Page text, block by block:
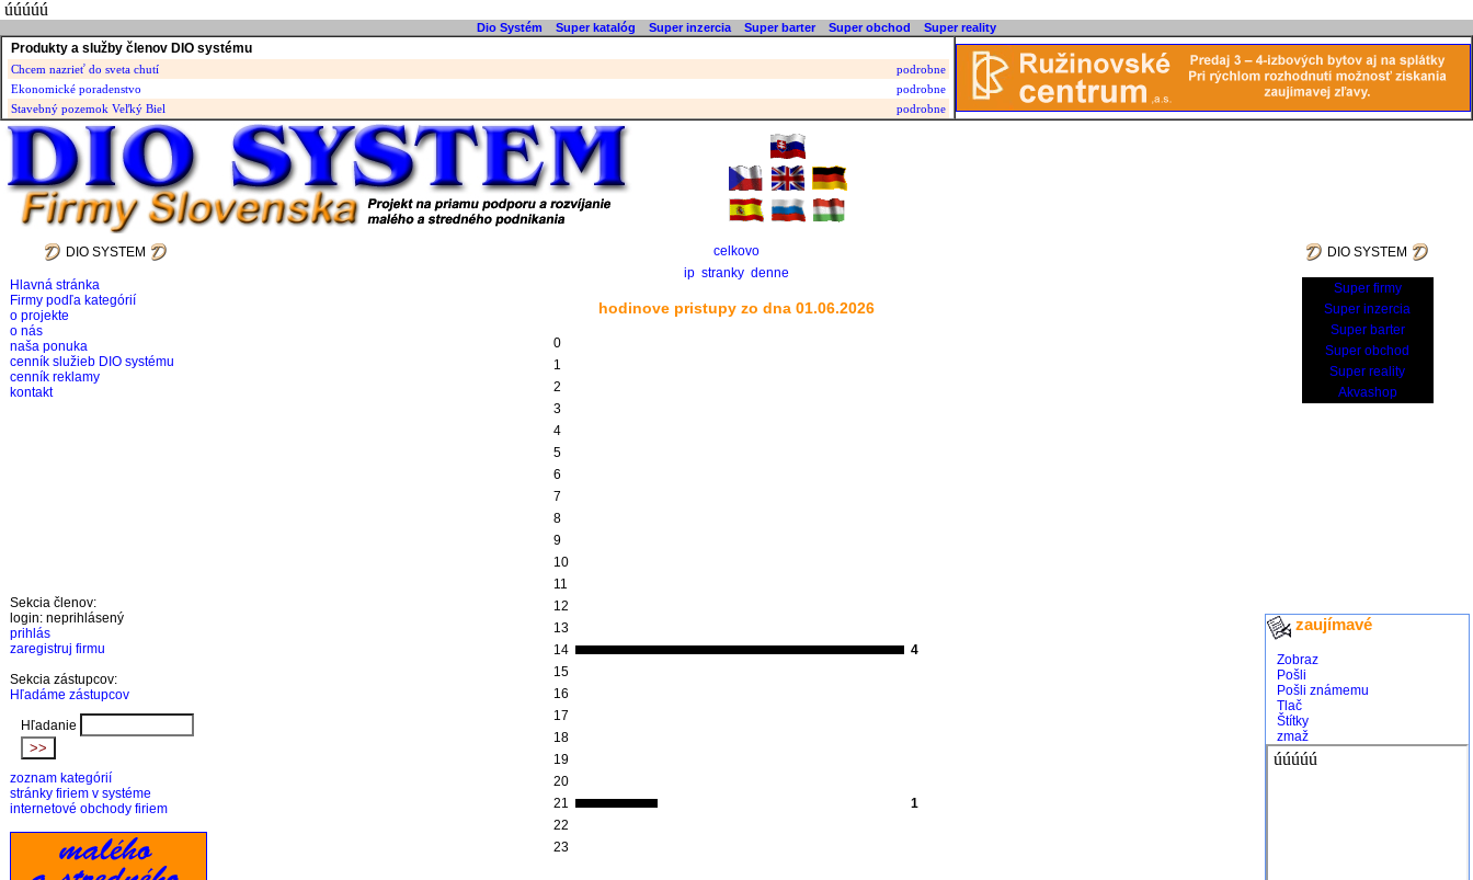
úúúúú
Dio Systém Super katalóg Super inzercia Super barter Super obchod Super reality
Produkty a služby členov DIO systému
Chcem nazrieť do sveta chutí
podrobne
Ekonomické poradenstvo
podrobne
Stavebný pozemok Veľký Biel
podrobne
DIO SYSTEM
Hlavná stránka
Firmy podľa kategórií
o projekte
o nás
naša ponuka
cenník služieb DIO systému
cenník reklamy
kontakt
Sekcia členov:
login: neprihlásený
prihlás
zaregistruj firmu
Sekcia zástupcov:
Hľadáme zástupcov
Hľadanie
zoznam kategórií
stránky firiem v systéme
internetové obchody firiem
celkovo
ip stranky denne
hodinove pristupy zo dna 01.06.2026
0
1
2
3
4
5
6
7
8
9
10
11
12
13
14
4
15
16
17
18
19
20
21
1
22
23
DIO SYSTEM
Super firmy
Super inzercia
Super barter
Super obchod
Super reality
Akvashop
zaujímavé
Zobraz
Pošli
Pošli známemu
Tlač
Štítky
zmaž